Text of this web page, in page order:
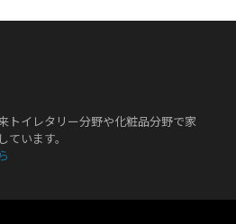
トイレタリー分野や化粧品分野で家
います。